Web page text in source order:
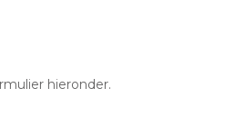
hieronder.